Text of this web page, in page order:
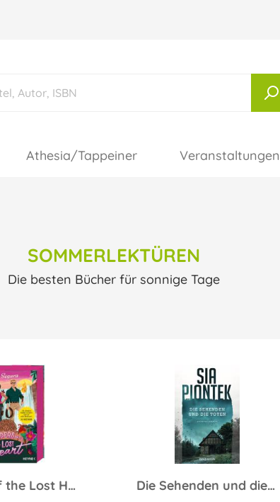
Athesia/Tappeiner Veranstaltungen
SOMMERLEKTÜREN
Die besten Bücher für sonnige Tage
Raiders of the Lost Heart Die Sehenden und die Toten